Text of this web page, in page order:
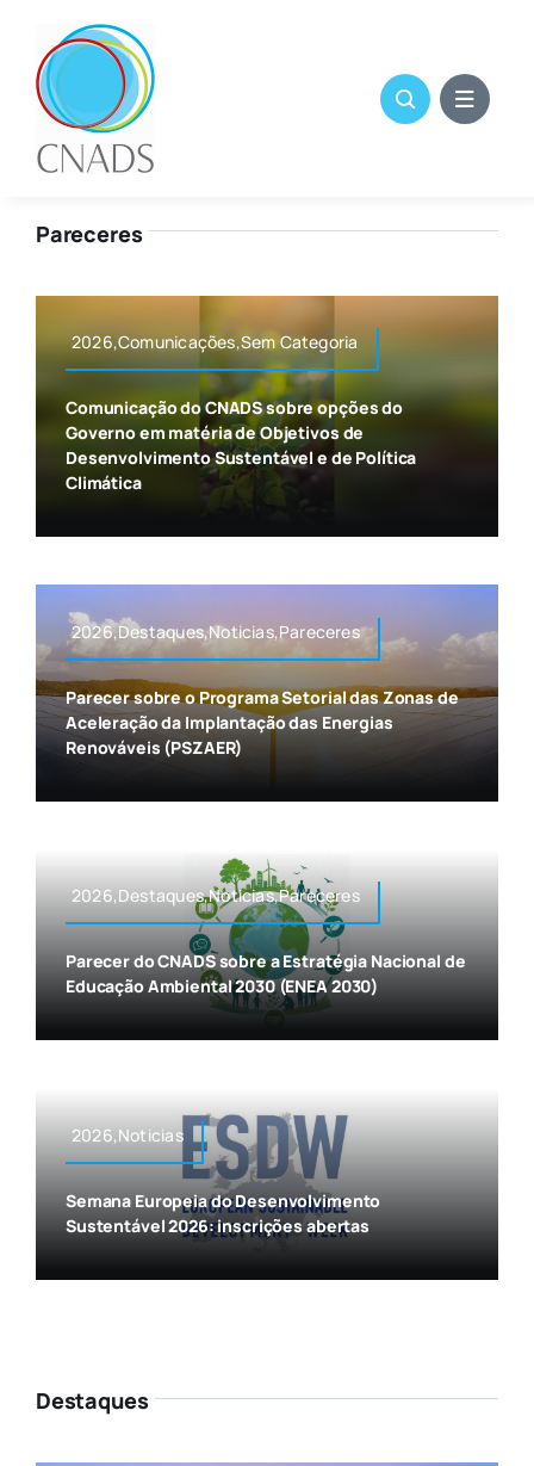
content
Pareceres
2026,Comunicações,Sem Categoria
Comunicação do CNADS sobre opções do
Governo em matéria de Objetivos de
Desenvolvimento Sustentável e de Política
Climática
2026,Destaques,Noticias,Pareceres
Parecer sobre o Programa Setorial das Zonas de
Aceleração da Implantação das Energias
Renováveis (PSZAER)
2026,Destaques,Noticias,Pareceres
Parecer do CNADS sobre a Estratégia Nacional de
Educação Ambiental 2030 (ENEA 2030)
2026,Noticias
Semana Europeia do Desenvolvimento
Sustentável 2026: inscrições abertas
Destaques